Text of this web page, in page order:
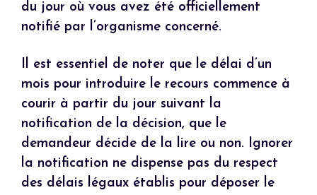
du jour où vous avez été officiellement
notifié par l’organisme concerné.
Il est essentiel de noter que le délai d’un
mois pour introduire le recours commence à
courir à partir du jour suivant la
notification de la décision, que le
demandeur décide de la lire ou non. Ignorer
la notification ne dispense pas du respect
des délais légaux établis pour déposer le